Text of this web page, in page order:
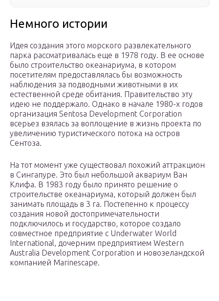
Немного истории
Идея создания этого морского развлекательного
парка рассматривалась еще в 1978 году. В ее основе
было строительство океанариума, в котором
посетителям предоставлялась бы возможность
наблюдения за подводными животными в их
естественной среде обитания. Правительство эту
идею не поддержало. Однако в начале 1980-х годов
организация Sentosa Development Corporation
всерьез взялась за воплощение в жизнь проекта по
увеличению туристического потока на остров
Сентоза.
На тот момент уже существовал похожий аттракцион
в Сингапуре. Это был небольшой аквариум Ван
Клифа. В 1983 году было принято решение о
строительстве океанариума, который должен был
занимать площадь в 3 га. Постепенно к процессу
создания новой достопримечательности
подключилось и государство, которое создало
совместное предприятие с Underwater World
International, дочерним предприятием Western
Australia Development Corporation и новозеландской
компанией Marinescape.